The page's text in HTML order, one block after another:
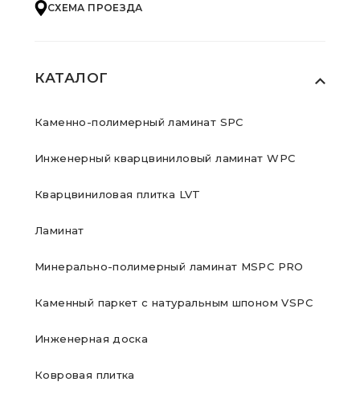
КАТАЛОГ
Каменно-полимерный ламинат SPC
Инженерный кварцвиниловый ламинат WPC
Кварцвиниловая плитка LVT
Ламинат
Минерально-полимерный ламинат MSPC PRO
Каменный паркет с натуральным шпоном VSPC
Инженерная доска
Ковровая плитка
СХЕМА ПРОЕЗДА